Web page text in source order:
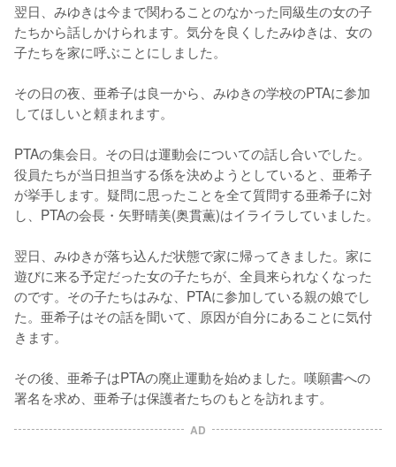
翌日、みゆきは今まで関わることのなかった同級生の女の子
たちから話しかけられます。気分を良くしたみゆきは、女の
子たちを家に呼ぶことにしました。
その日の夜、亜希子は良一から、みゆきの学校のPTAに参加
してほしいと頼まれます。
PTAの集会日。その日は運動会についての話し合いでした。
役員たちが当日担当する係を決めようとしていると、亜希子
が挙手します。疑問に思ったことを全て質問する亜希子に対
し、PTAの会長・矢野晴美(奥貫薫)はイライラしていました。
翌日、みゆきが落ち込んだ状態で家に帰ってきました。家に
遊びに来る予定だった女の子たちが、全員来られなくなった
のです。その子たちはみな、PTAに参加している親の娘でし
た。亜希子はその話を聞いて、原因が自分にあることに気付
きます。
その後、亜希子はPTAの廃止運動を始めました。嘆願書への
署名を求め、亜希子は保護者たちのもとを訪れます。
AD